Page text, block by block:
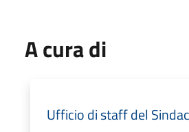
A cura di
Ufficio di staff del